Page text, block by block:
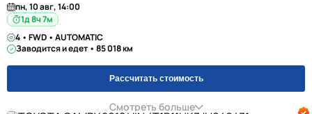
пн, 10 авг, 14:00
1д 8ч 7м
4 • FWD • AUTOMATIC
Заводится и едет • 85 018 км
Рассчитать стоимость
Смотреть больше